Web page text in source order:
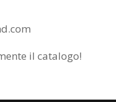
il catalogo!